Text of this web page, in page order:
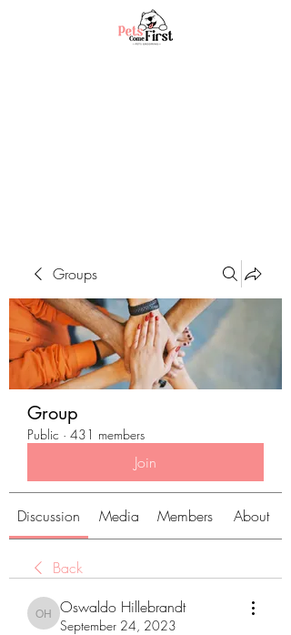
Groups
Group
Public · 431 members
Join
Discussion Media Members About
Back
Oswaldo Hillebrandt
Oswaldo Hillebrandt
September 24, 2023